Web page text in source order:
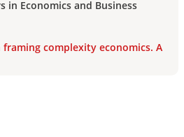
in Economics and Business
complexity economics. A